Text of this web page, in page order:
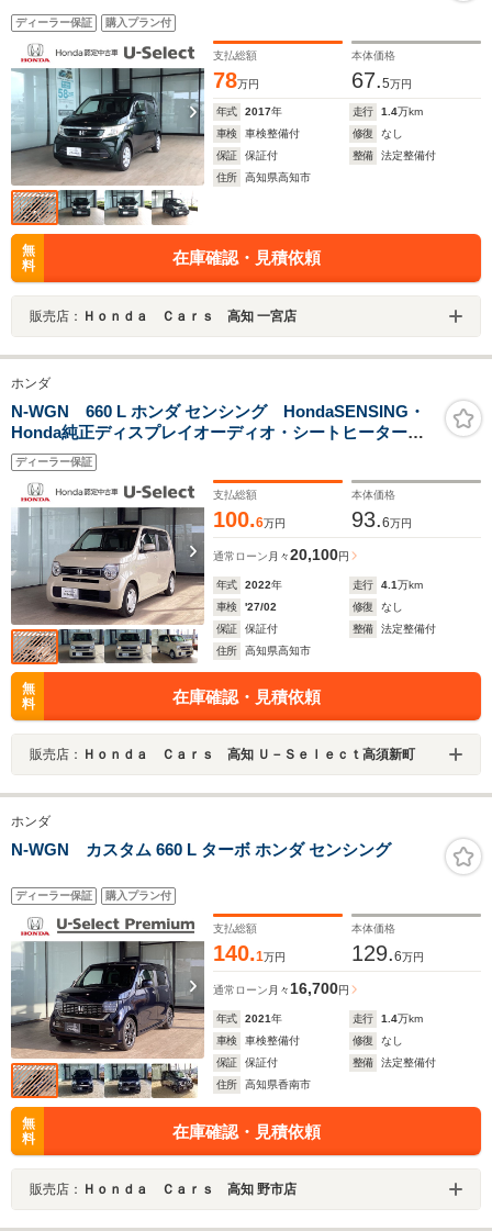
ディーラー保証 購入プラン付
支払総額
78万円
本体価格
67.5万円
年式 2017年 走行 1.4万km
車検
車検整備付 修復
なし
保証
保証付 整備
法定整備付
住所
高知県高知市
無
料
在庫確認・見積依頼
販売店： Ｈｏｎｄａ Ｃａｒｓ 高知 一宮店
ホンダ
N-WGN 660 L ホンダ センシング HondaSENSING・
Honda純正ディスプレイオーディオ・シートヒーター・
ETC
ディーラー保証
支払総額
100.6万円
本体価格
93.6万円
通常ローン 月々20,100円
年式 2022年 走行 4.1万km
車検
'27/02 修復
なし
保証
保証付 整備
法定整備付
住所
高知県高知市
無
料
在庫確認・見積依頼
販売店： Ｈｏｎｄａ Ｃａｒｓ 高知 Ｕ－Ｓｅｌｅｃｔ高須新町
ホンダ
N-WGN カスタム 660 L ターボ ホンダ センシング
ディーラー保証 購入プラン付
支払総額
140.1万円
本体価格
129.6万円
通常ローン 月々16,700円
年式 2021年 走行 1.4万km
車検
車検整備付 修復
なし
保証
保証付 整備
法定整備付
住所
高知県香南市
無
料
在庫確認・見積依頼
販売店： Ｈｏｎｄａ Ｃａｒｓ 高知 野市店